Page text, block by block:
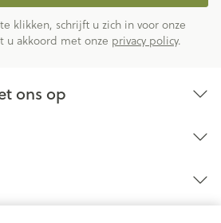
klikken, schrijft u zich in voor onze
u akkoord met onze privacy policy.
ons op